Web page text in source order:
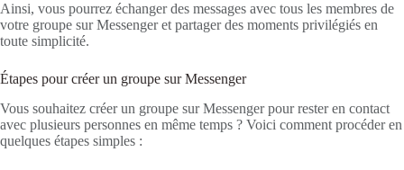
Ainsi, vous pourrez échanger des messages avec tous les membres de
votre groupe sur Messenger et partager des moments privilégiés en
toute simplicité.
Étapes pour créer un groupe sur Messenger
Vous souhaitez créer un groupe sur Messenger pour rester en contact
avec plusieurs personnes en même temps ? Voici comment procéder en
quelques étapes simples :